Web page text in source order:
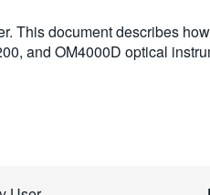
This document describes
and OM4000D optical